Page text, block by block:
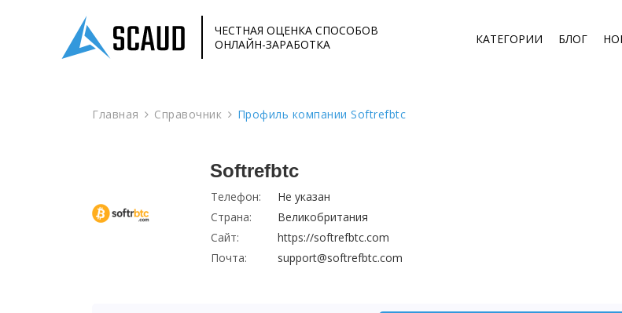
ЧЕСТНАЯ ОЦЕНКА СПОСОБОВ
ОНЛАЙН-ЗАРАБОТКА
КАТЕГОРИИ БЛОГ
Главная Справочник Профиль компании Softrefbtc
Softrefbtc
Телефон:
Не указан
Страна:
Великобритания
Сайт:
https://softrefbtc.com
Почта:
support@softrefbtc.com